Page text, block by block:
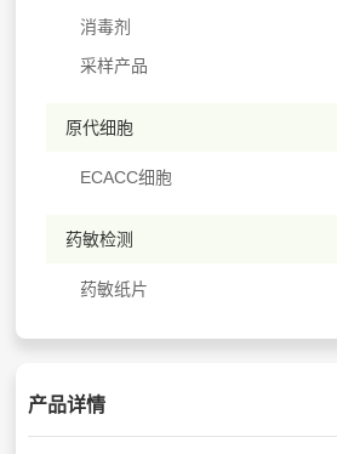
消毒剂
采样产品
原代细胞
ECACC细胞
药敏检测
药敏纸片
产品详情